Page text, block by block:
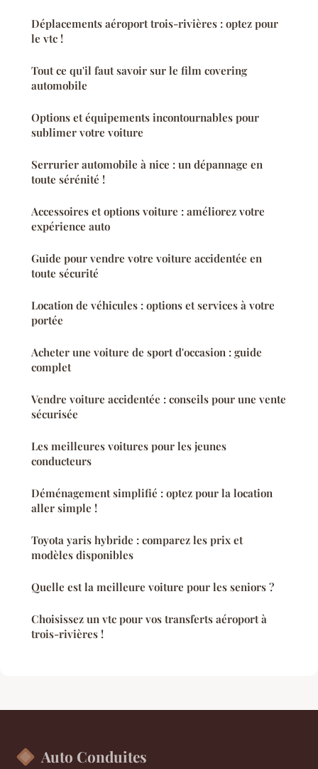
Déplacements aéroport trois-rivières : optez pour
le vtc !
Tout ce qu'il faut savoir sur le film covering
automobile
Options et équipements incontournables pour
sublimer votre voiture
Serrurier automobile à nice : un dépannage en
toute sérénité !
Accessoires et options voiture : améliorez votre
expérience auto
Guide pour vendre votre voiture accidentée en
toute sécurité
Location de véhicules : options et services à votre
portée
Acheter une voiture de sport d'occasion : guide
complet
Vendre voiture accidentée : conseils pour une vente
sécurisée
Les meilleures voitures pour les jeunes
conducteurs
Déménagement simplifié : optez pour la location
aller simple !
Toyota yaris hybride : comparez les prix et
modèles disponibles
Quelle est la meilleure voiture pour les seniors ?
Choisissez un vtc pour vos transferts aéroport à
trois-rivières !
Auto Conduites